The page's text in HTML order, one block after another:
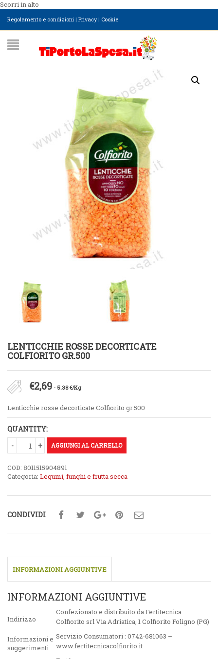
Scorri in alto
Regolamento e condizioni | Privacy| Cookie
LENTICCHIE ROSSE DECORTICATE
COLFIORITO GR.500
€2,69 - 5.38 €/Kg
Lenticchie rosse decorticate Colfiorito gr.500
QUANTITY:
AGGIUNGI AL CARRELLO
COD: 8011515904891
Categoria: Legumi, funghi e frutta secca
CONDIVIDI
INFORMAZIONI AGGIUNTIVE
INFORMAZIONI AGGIUNTIVE
Indirizzo
Confezionato e distribuito da Fertitecnica
Colfiorito srl Via Adriatica, 1 Colfiorito Foligno (PG)
Informazioni e
suggerimenti
Servizio Consumatori : 0742-681063 –
www.fertitecnicacolfiorito.it